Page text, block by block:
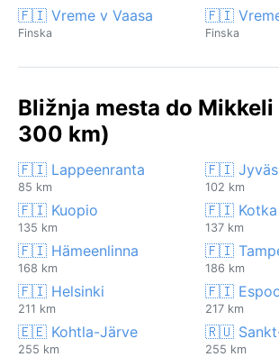
🇫🇮 Vreme v Vaasa
Finska
🇫🇮
Finska
Bližnja mesta do
300 km)
🇫🇮 Lappeenranta
85 km
🇫🇮
102 km
🇫🇮 Kuopio
135 km
🇫🇮 Kotka
137 km
🇫🇮 Hämeenlinna
168 km
🇫🇮
186 km
🇫🇮 Helsinki
211 km
🇫🇮
217 km
🇪🇪 Kohtla-Järve
255 km
🇷🇺
255 km